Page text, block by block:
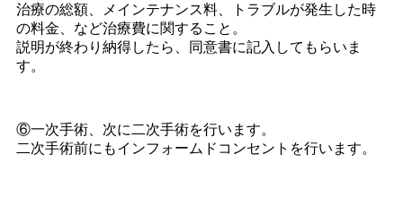
治療の総額、メインテナンス料、トラブルが発生した時
の料金、など治療費に関すること。
説明が終わり納得したら、同意書に記入してもらいま
す。
⑥一次手術、次に二次手術を行います。
二次手術前にもインフォームドコンセントを行います。